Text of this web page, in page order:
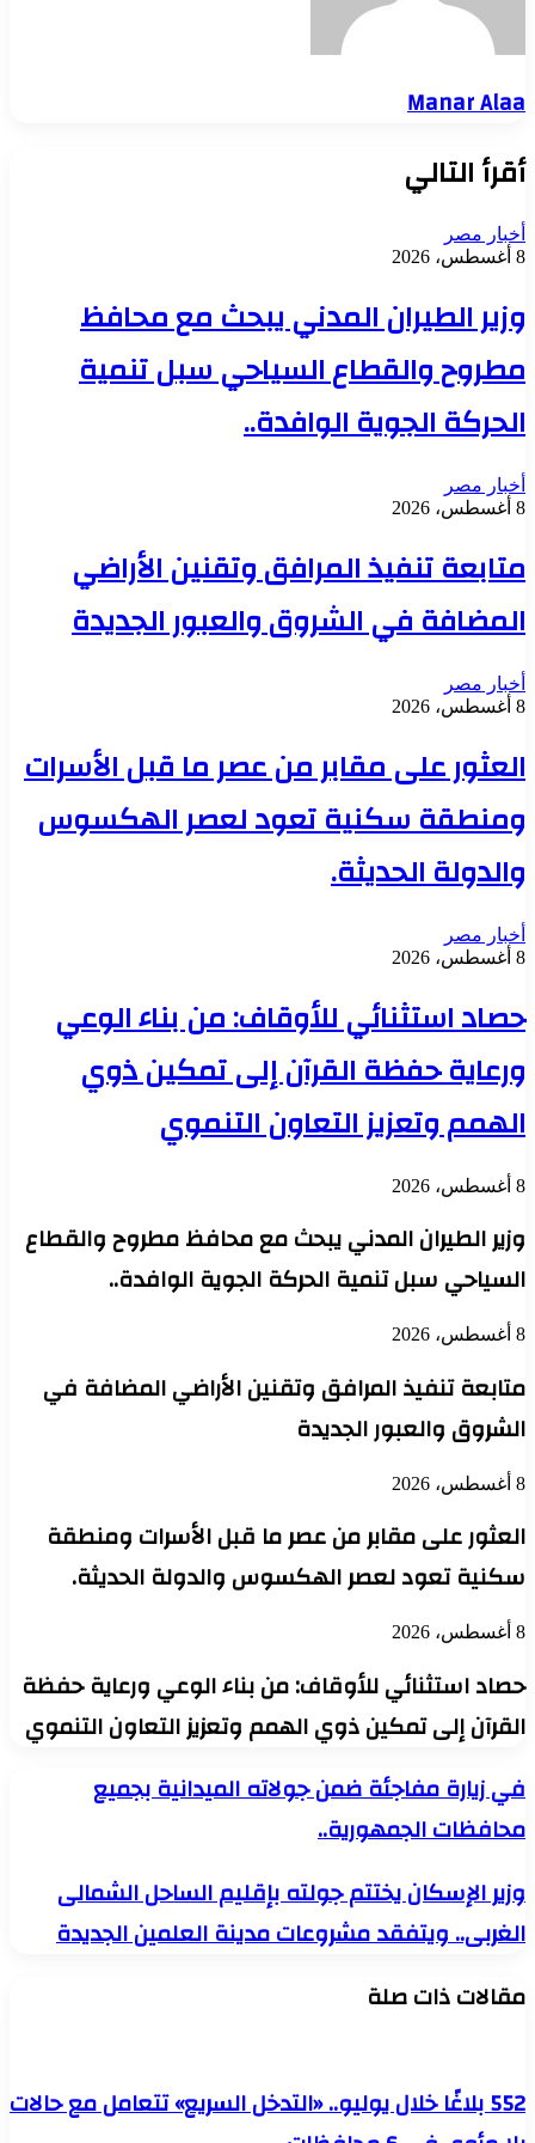
Manar Alaa
أقرأ التالي
أخبار مصر
8 أغسطس، 2026
وزير الطيران المدني يبحث مع محافظ
مطروح والقطاع السياحي سبل تنمية
الحركة الجوية الوافدة..
أخبار مصر
8 أغسطس، 2026
متابعة تنفيذ المرافق وتقنين الأراضي
المضافة في الشروق والعبور الجديدة
أخبار مصر
8 أغسطس، 2026
العثور على مقابر من عصر ما قبل الأسرات
ومنطقة سكنية تعود لعصر الهكسوس
والدولة الحديثة.
أخبار مصر
8 أغسطس، 2026
حصاد استثنائي للأوقاف: من بناء الوعي
ورعاية حفظة القرآن إلى تمكين ذوي
الهمم وتعزيز التعاون التنموي
8 أغسطس، 2026
وزير الطيران المدني يبحث مع محافظ مطروح والقطاع
السياحي سبل تنمية الحركة الجوية الوافدة..
8 أغسطس، 2026
متابعة تنفيذ المرافق وتقنين الأراضي المضافة في
الشروق والعبور الجديدة
8 أغسطس، 2026
العثور على مقابر من عصر ما قبل الأسرات ومنطقة
سكنية تعود لعصر الهكسوس والدولة الحديثة.
8 أغسطس، 2026
حصاد استثنائي للأوقاف: من بناء الوعي ورعاية حفظة
القرآن إلى تمكين ذوي الهمم وتعزيز التعاون التنموي
في
زيارة
مفاجئة
الميدانية
محافظات
في زيارة مفاجئة ضمن جولاته الميدانية بجميع
محافظات الجمهورية..
وزير
الإسكان
يختتم
جولته
الساحل
مشروعات
مدينة
العلمين
وزير الإسكان يختتم جولته بإقليم الساحل الشمالى
الغربى.. ويتفقد مشروعات مدينة العلمين الجديدة
مقالات ذات صلة
552 بلاغًا خلال يوليو.. «التدخل السريع» تتعامل مع حالات